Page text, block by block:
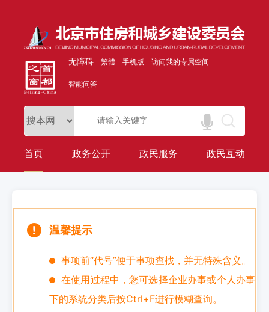
无障碍 繁體 手机版 访问我的专属空间
智能问答
首页 政务公开 政民服务 政民互动
温馨提示
事项前“代号”便于事项查找，并无特殊含义。
在使用过程中，您可选择企业办事或个人办事
下的系统分类后按Ctrl+F进行模糊查询。